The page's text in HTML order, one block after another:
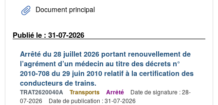
Document principal
Publié le : 31-07-2026
Arrêté du 28 juillet 2026 portant renouvellement de
l’agrément d’un médecin au titre des décrets n°
2010-708 du 29 juin 2010 relatif à la certification des
conducteurs de trains.
TRAT2620040A Transports Arrêté
Date de signature : 28-
07-2026
Date de publication : 31-07-2026